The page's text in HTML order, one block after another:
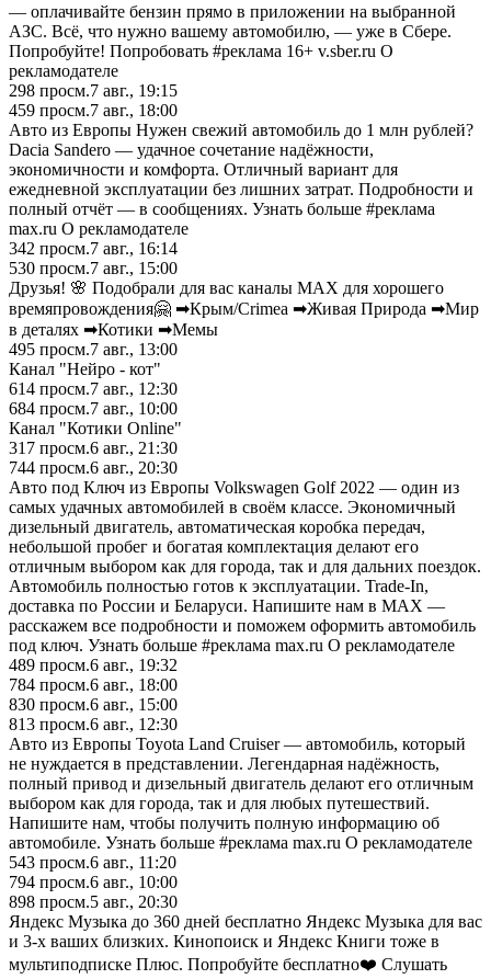
— оплачивайте бензин прямо в приложении на выбранной
АЗС. Всё, что нужно вашему автомобилю, — уже в Сбере.
Попробуйте! Попробовать #реклама 16+ v.sber.ru О
рекламодателе
298 просм.7 авг., 19:15
459 просм.7 авг., 18:00
Авто из Европы Нужен свежий автомобиль до 1 млн рублей?
Dacia Sandero — удачное сочетание надёжности,
экономичности и комфорта. Отличный вариант для
ежедневной эксплуатации без лишних затрат. Подробности и
полный отчёт — в сообщениях. Узнать больше #реклама
max.ru О рекламодателе
342 просм.7 авг., 16:14
530 просм.7 авг., 15:00
Друзья! 🌸 Подобрали для вас каналы МАХ для хорошего
времяпровождения🤗 ➡Крым/Crimea ➡Живая Природа ➡Мир
в деталях ➡Котики ➡Мемы
495 просм.7 авг., 13:00
Канал "Нейро - кот"
614 просм.7 авг., 12:30
684 просм.7 авг., 10:00
Канал "Котики Online"
317 просм.6 авг., 21:30
744 просм.6 авг., 20:30
Авто под Ключ из Европы Volkswagen Golf 2022 — один из
самых удачных автомобилей в своём классе. Экономичный
дизельный двигатель, автоматическая коробка передач,
небольшой пробег и богатая комплектация делают его
отличным выбором как для города, так и для дальних поездок.
Автомобиль полностью готов к эксплуатации. Trade-In,
доставка по России и Беларуси. Напишите нам в MAX —
расскажем все подробности и поможем оформить автомобиль
под ключ. Узнать больше #реклама max.ru О рекламодателе
489 просм.6 авг., 19:32
784 просм.6 авг., 18:00
830 просм.6 авг., 15:00
813 просм.6 авг., 12:30
Авто из Европы Toyota Land Cruiser — автомобиль, который
не нуждается в представлении. Легендарная надёжность,
полный привод и дизельный двигатель делают его отличным
выбором как для города, так и для любых путешествий.
Напишите нам, чтобы получить полную информацию об
автомобиле. Узнать больше #реклама max.ru О рекламодателе
543 просм.6 авг., 11:20
794 просм.6 авг., 10:00
898 просм.5 авг., 20:30
Яндекс Музыка до 360 дней бесплатно Яндекс Музыка для вас
и 3-х ваших близких. Кинопоиск и Яндекс Книги тоже в
мультиподписке Плюс. Попробуйте бесплатно❤️ Слушать